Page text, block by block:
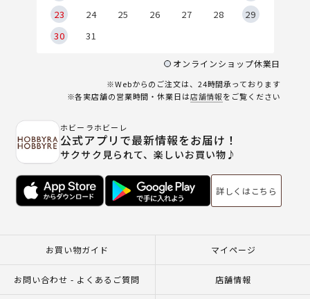
23
24 25 26 27 28
29
30
31
オンラインショップ休業日
※Webからのご注文は、24時間承っております
※各実店舗の営業時間・休業日は店舗情報をご覧ください
ホビーラホビーレ
公式アプリで最新情報をお届け！
サクサク見られて、楽しいお買い物♪
詳しくはこちら
お買い物ガイド マイページ
お問い合わせ - よくあるご質問 店舗情報